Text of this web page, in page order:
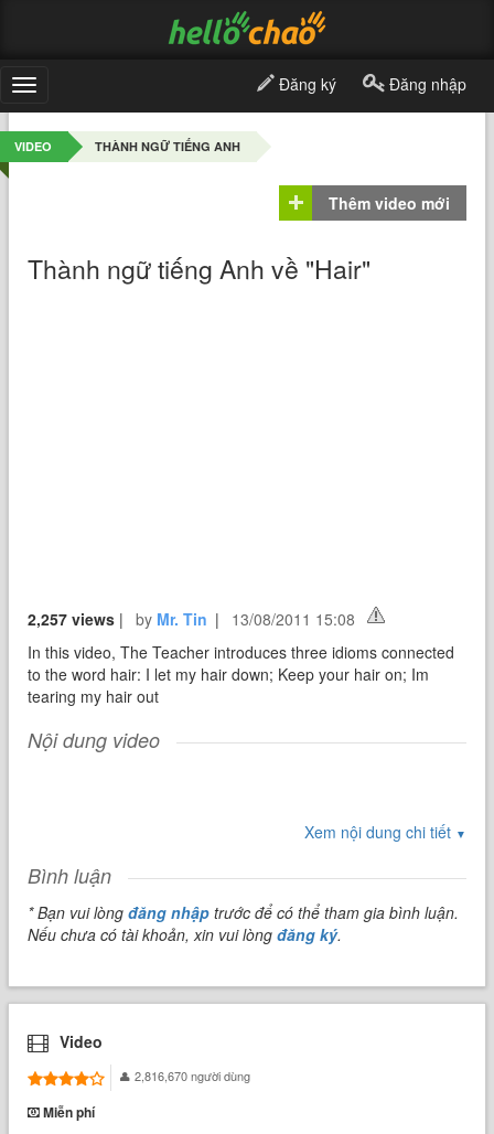
Toggle
navigation
Đăng ký Đăng nhập
VIDEO THÀNH NGỮ TIẾNG ANH
Thêm video mới
Thành ngữ tiếng Anh về "Hair"
2,257 views | by Mr. Tin |
13/08/2011 15:08
In this video, The Teacher introduces three idioms connected
to the word hair: I let my hair down; Keep your hair on; Im
tearing my hair out
Nội dung video
Xem nội dung chi tiết ▼
Bình luận
* Bạn vui lòngđăng nhập trước để có thể tham gia bình luận.
Nếu chưa có tài khoản, xin vui lòngđăng ký.
Video
2,816,670 người dùng
Miễn phí